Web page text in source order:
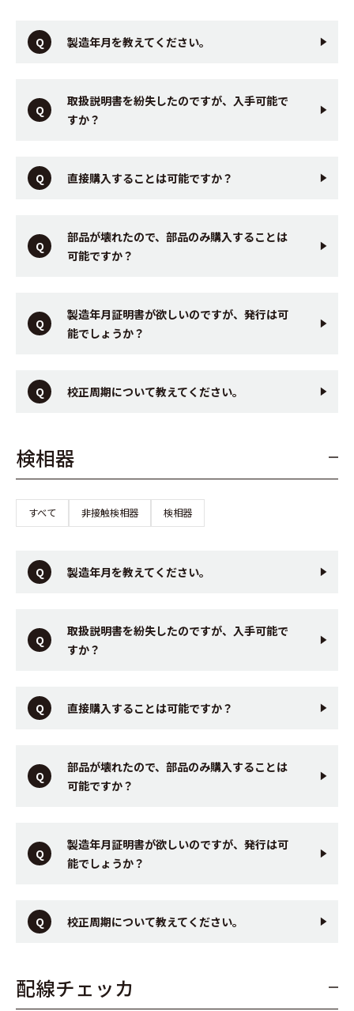
製造年月を教えてください。
取扱説明書を紛失したのですが、入手可能で
すか？
直接購入することは可能ですか？
部品が壊れたので、部品のみ購入することは
可能ですか？
製造年月証明書が欲しいのですが、発行は可
能でしょうか？
校正周期について教えてください。
検相器
すべて 非接触検相器 検相器
製造年月を教えてください。
取扱説明書を紛失したのですが、入手可能で
すか？
直接購入することは可能ですか？
部品が壊れたので、部品のみ購入することは
可能ですか？
製造年月証明書が欲しいのですが、発行は可
能でしょうか？
校正周期について教えてください。
配線チェッカ